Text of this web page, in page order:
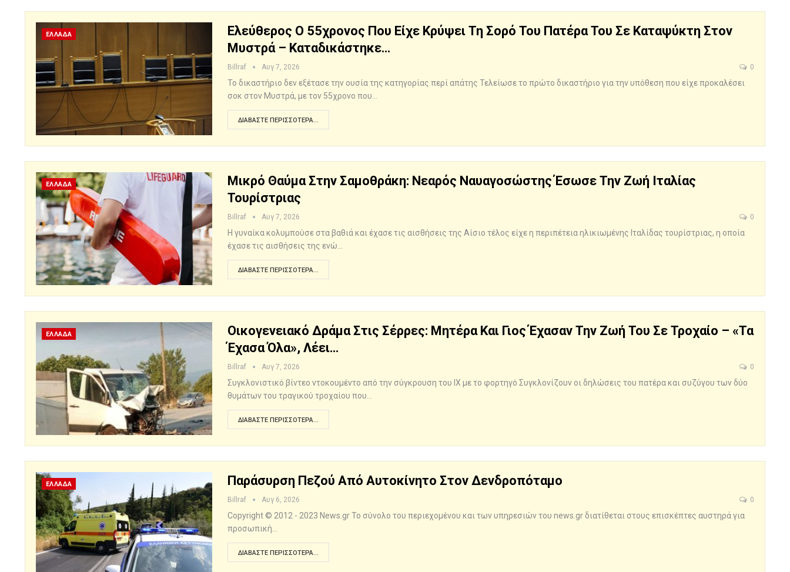
ΕΛΛΑΔΑ
Ελεύθερος Ο 55χρονος Που Είχε Κρύψει Τη Σορό Του Πατέρα Του Σε Καταψύκτη Στον
Μυστρά – Καταδικάστηκε…
Billraf Αυγ 7, 2026 0
Το δικαστήριο δεν εξέτασε την ουσία της κατηγορίας περί απάτης Τελείωσε το πρώτο δικαστήριο για την υπόθεση που είχε προκαλέσει
σοκ στον Μυστρά, με τον 55χρονο που…
ΔΙΑΒΆΣΤΕ ΠΕΡΙΣΣΌΤΕΡΑ...
ΕΛΛΑΔΑ
Μικρό Θαύμα Στην Σαμοθράκη: Νεαρός Ναυαγοσώστης Έσωσε Την Ζωή Ιταλίας
Τουρίστριας
Billraf Αυγ 7, 2026 0
Η γυναίκα κολυμπούσε στα βαθιά και έχασε τις αισθήσεις της Αίσιο τέλος είχε η περιπέτεια ηλικιωμένης Ιταλίδας τουρίστριας, η οποία
έχασε τις αισθήσεις της ενώ…
ΔΙΑΒΆΣΤΕ ΠΕΡΙΣΣΌΤΕΡΑ...
ΕΛΛΑΔΑ
Οικογενειακό Δράμα Στις Σέρρες: Μητέρα Και Γιος Έχασαν Την Ζωή Του Σε Τροχαίο – «Τα
Έχασα Όλα», Λέει…
Billraf Αυγ 7, 2026 0
Συγκλονιστικό βίντεο ντοκουμέντο από την σύγκρουση του ΙΧ με το φορτηγό Συγκλονίζουν οι δηλώσεις του πατέρα και συζύγου των δύο
θυμάτων του τραγικού τροχαίου που…
ΔΙΑΒΆΣΤΕ ΠΕΡΙΣΣΌΤΕΡΑ...
ΕΛΛΑΔΑ Παράσυρση Πεζού Από Αυτοκίνητο Στον Δενδροπόταμο
Billraf Αυγ 6, 2026 0
Copyright © 2012 - 2023 News.gr Το σύνολο του περιεχομένου και των υπηρεσιών του news.gr διατίθεται στους επισκέπτες αυστηρά για
προσωπική…
ΔΙΑΒΆΣΤΕ ΠΕΡΙΣΣΌΤΕΡΑ...